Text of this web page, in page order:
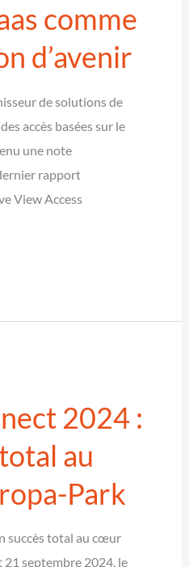
comme
d’avenir
de solutions de
accès basées sur le
une note
rapport
View Access
2024 :
au
Park
succès total au cœur
21 septembre 2024, le